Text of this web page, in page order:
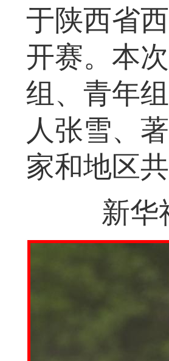
于陕西省
开赛。本
组、青年
人张雪、
家和地区
新华社